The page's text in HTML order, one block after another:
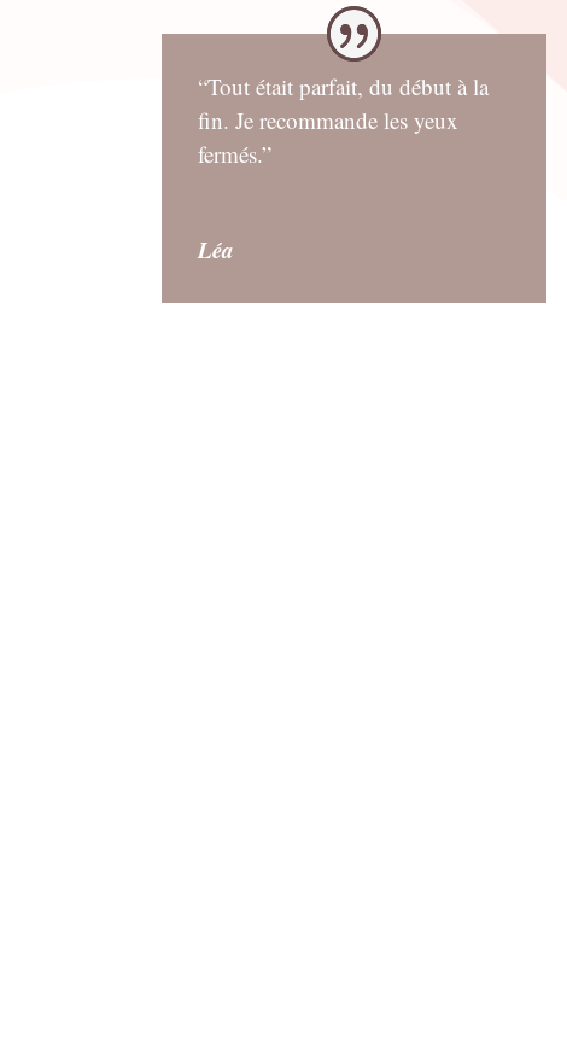
“Tout était parfait, du début à la
fin. Je recommande les yeux
fermés.”
Léa